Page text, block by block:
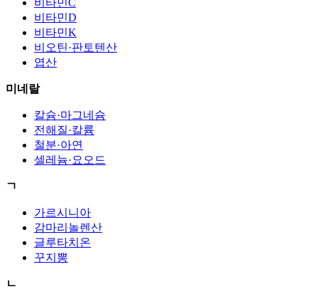
비타민D
비타민K
비오틴·판토텐산
엽산
미네랄
칼슘·마그네슘
전해질·칼륨
철분·아연
셀레늄·요오드
ㄱ
가르시니아
감마리놀렌산
글루타치온
꾸지뽕
ㄴ